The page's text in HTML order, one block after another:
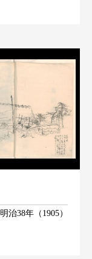
明治38年（1905）